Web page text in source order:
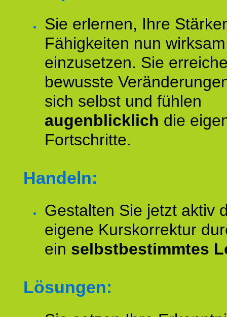
Sie erlernen, Ihre
Fähigkeiten nun wirksam
einzusetzen. Sie
bewusste
sich selbst und fühlen
augenblicklich die
Fortschritte.
Handeln:
Gestalten Sie jetzt aktiv
eigene Kurskorrektur
ein selbstbestimmtes
Lösungen: